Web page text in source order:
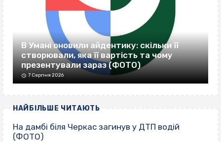
В Умані оновили айдентику: скільки її
створювали, яка її вартість та чому
презентували зараз (ФОТО)
7 Серпня 2026
НАЙБІЛЬШЕ ЧИТАЮТЬ
На дамбі біля Черкас загинув у ДТП водій
(ФОТО)